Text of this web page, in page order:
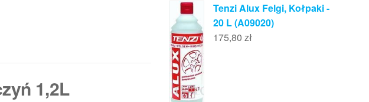
1,2L
Tenzi Alux Felgi, Kołpaki -
20 L (A09020)
175,80 zł